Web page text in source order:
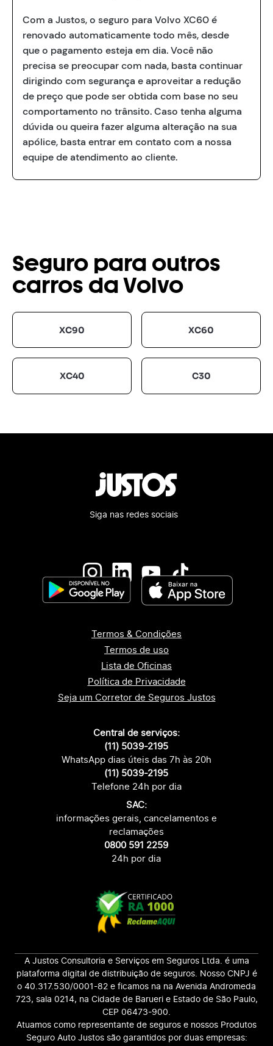
Com a Justos, o seguro para Volvo XC60 é
renovado automaticamente todo mês, desde
que o pagamento esteja em dia. Você não
precisa se preocupar com nada, basta continuar
dirigindo com segurança e aproveitar a redução
de preço que pode ser obtida com base no seu
comportamento no trânsito. Caso tenha alguma
dúvida ou queira fazer alguma alteração na sua
apólice, basta entrar em contato com a nossa
equipe de atendimento ao cliente.
Seguro para outros
carros da Volvo
XC90 XC60
XC40 C30
Siga nas redes sociais
Termos & Condições
Termos de uso
Lista de Oficinas
Política de Privacidade
Seja um Corretor de Seguros Justos
Central de serviços:
(11) 5039-2195
WhatsApp dias úteis das 7h às 20h
(11) 5039-2195
Telefone 24h por dia
SAC:
informações gerais, cancelamentos e
reclamações
0800 591 2259
24h por dia
A Justos Consultoria e Serviços em Seguros Ltda. é uma
plataforma digital de distribuição de seguros. Nosso CNPJ é
o 40.317.530/0001-82 e ficamos na na Avenida Andromeda
723, sala 0214, na Cidade de Barueri e Estado de São Paulo,
CEP 06473-900.
Atuamos como representante de seguros e nossos Produtos
Seguro Auto Justos são garantidos por duas empresas: